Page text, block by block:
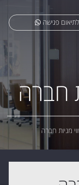
לתיאום פגישה
חברה
מניות חברה